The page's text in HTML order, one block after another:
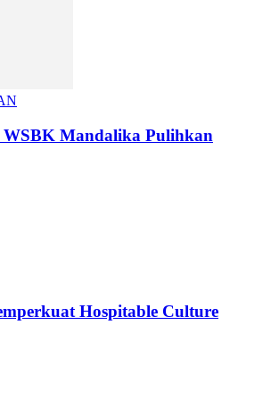
WSBK Mandalika Pulihkan
Hospitable Culture